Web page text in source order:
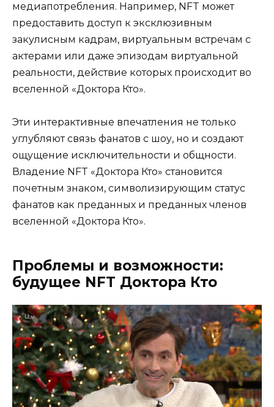
медиапотребления. Например, NFT может
предоставить доступ к эксклюзивным
закулисным кадрам, виртуальным встречам с
актерами или даже эпизодам виртуальной
реальности, действие которых происходит во
вселенной «Доктора Кто».
Эти интерактивные впечатления не только
углубляют связь фанатов с шоу, но и создают
ощущение исключительности и общности.
Владение NFT «Доктора Кто» становится
почетным знаком, символизирующим статус
фанатов как преданных и преданных членов
вселенной «Доктора Кто».
Проблемы и возможности:
будущее NFT Доктора Кто